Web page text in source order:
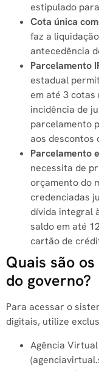
estipulado
Cota única
faz a
antecedência
Parcelamento
estadual
em até 3 cotas
incidência de
parcelamento
aos descontos
Parcelamento
necessita de
orçamento do
credenciadas
dívida integral
saldo em até
cartão de
Quais são
do governo?
Para acessar o
digitais, utilize
Agência Virtual